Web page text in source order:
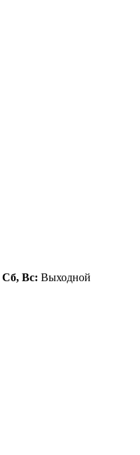
Сб, Вс: Выходной